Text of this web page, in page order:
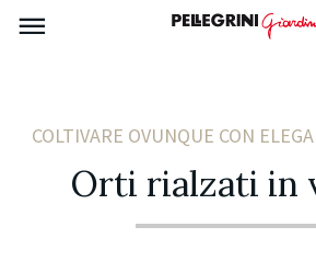
COLTIVARE OVUNQUE CON
Orti rialzati in